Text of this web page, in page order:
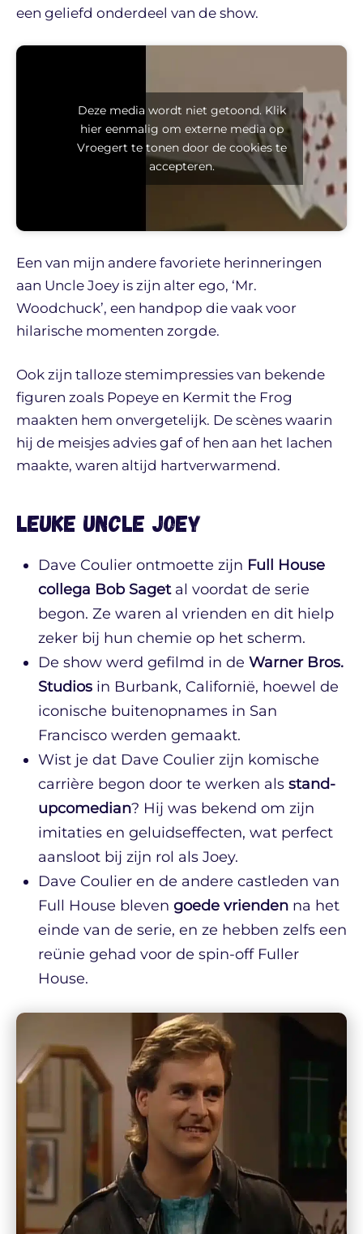
een geliefd onderdeel van de show.
Deze media wordt niet getoond. Klik
hier eenmalig om externe media op
Vroegert te tonen door de cookies te
accepteren.
Een van mijn andere favoriete herinneringen
aan Uncle Joey is zijn alter ego, ‘Mr.
Woodchuck’, een handpop die vaak voor
hilarische momenten zorgde.
Ook zijn talloze stemimpressies van bekende
figuren zoals Popeye en Kermit the Frog
maakten hem onvergetelijk. De scènes waarin
hij de meisjes advies gaf of hen aan het lachen
maakte, waren altijd hartverwarmend.
Leuke Uncle Joey
Dave Coulier ontmoette zijn Full House
collega Bob Sagetal voordat de serie
begon. Ze waren al vrienden en dit hielp
zeker bij hun chemie op het scherm.
De show werd gefilmd in de Warner Bros.
Studios in Burbank, Californië, hoewel de
iconische buitenopnames in San
Francisco werden gemaakt.
Wist je dat Dave Coulier zijn komische
carrière begon door te werken als stand-
upcomedian? Hij was bekend om zijn
imitaties en geluidseffecten, wat perfect
aansloot bij zijn rol als Joey.
Dave Coulier en de andere castleden van
Full House bleven goede vrienden na het
einde van de serie, en ze hebben zelfs een
reünie gehad voor de spin-off Fuller
House.